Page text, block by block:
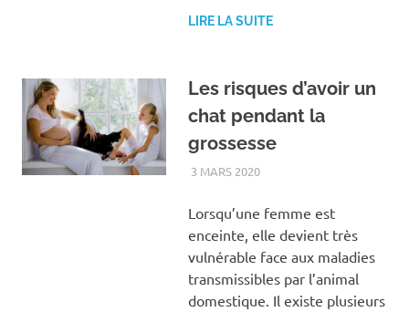
LIRE LA SUITE
Les risques d’avoir un
chat pendant la
grossesse
3 MARS 2020FAMILLE
Lorsqu’une femme est
enceinte, elle devient très
vulnérable face aux maladies
transmissibles par l’animal
domestique. Il existe plusieurs